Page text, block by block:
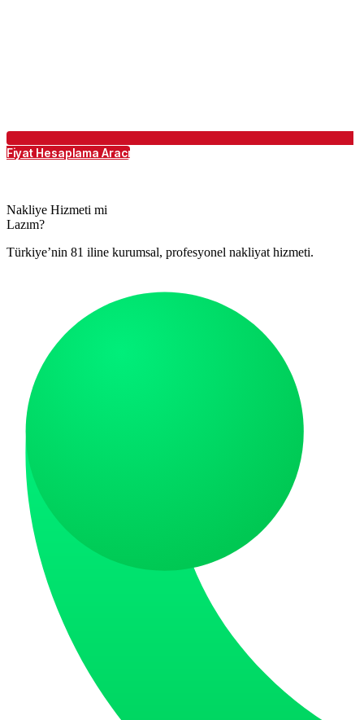
Fiyat Hesaplama Aracı
Nakliye Hizmeti mi
Lazım?
Türkiye’nin 81 iline kurumsal, profesyonel nakliyat hizmeti.